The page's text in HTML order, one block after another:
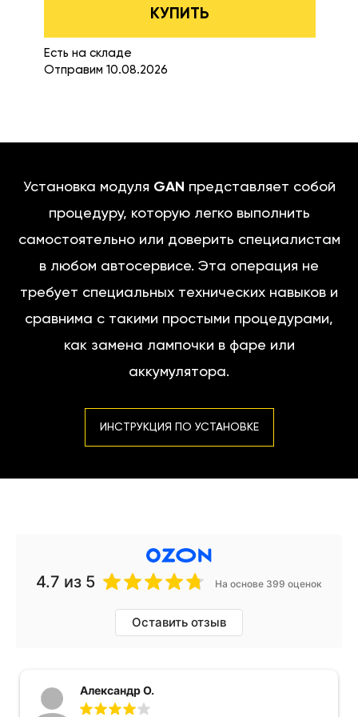
КУПИТЬ
Есть на складе
Отправим 10.08.2026
Установка модуля GAN представляет собой
процедуру, которую легко выполнить
самостоятельно или доверить специалистам
в любом автосервисе. Эта операция не
требует специальных технических навыков и
сравнима с такими простыми процедурами,
как замена лампочки в фаре или
аккумулятора.
ИНСТРУКЦИЯ ПО УСТАНОВКЕ
4.7 из 5 На основе 399 оценок
Оставить отзыв
Александр О.